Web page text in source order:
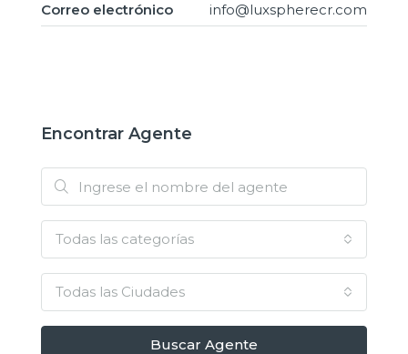
Correo electrónico
info@luxspherecr.com
Encontrar Agente
Todas las categorías
Todas las Ciudades
Buscar Agente